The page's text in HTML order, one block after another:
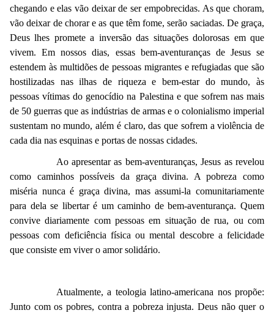
chegando e elas vão deixar de ser empobrecidas. As que choram,
vão deixar de chorar e as que têm fome, serão saciadas. De graça,
Deus lhes promete a inversão das situações dolorosas em que
vivem. Em nossos dias, essas bem-aventuranças de Jesus se
estendem às multidões de pessoas migrantes e refugiadas que são
hostilizadas nas ilhas de riqueza e bem-estar do mundo, às
pessoas vítimas do genocídio na Palestina e que sofrem nas mais
de 50 guerras que as indústrias de armas e o colonialismo imperial
sustentam no mundo, além é claro, das que sofrem a violência de
cada dia nas esquinas e portas de nossas cidades.
Ao apresentar as bem-aventuranças, Jesus as revelou
como caminhos possíveis da graça divina. A pobreza como
miséria nunca é graça divina, mas assumi-la comunitariamente
para dela se libertar é um caminho de bem-aventurança. Quem
convive diariamente com pessoas em situação de rua, ou com
pessoas com deficiência física ou mental descobre a felicidade
que consiste em viver o amor solidário.
Atualmente, a teologia latino-americana nos propõe:
Junto com os pobres, contra a pobreza injusta. Deus não quer o